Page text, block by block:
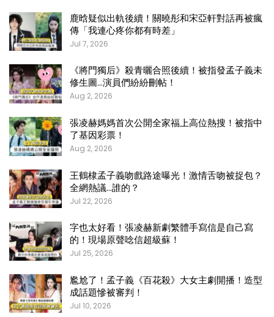
鹿晗疑似出軌後續！關曉彤和宋亞軒對話再被瘋
傳「我連心疼你都有時差」
Jul 7, 2026
《將門獨后》殺青曬合照後續！被指發孟子義未
修生圖…演員們紛紛刪帖！
Aug 2, 2026
張凌赫媽媽首次公開全家福上高位熱搜！被指中
了基因彩票！
Aug 2, 2026
王鶴棣孟子義吻戲路途曝光！激情舌吻被捉包？
全網熱議…誰的？
Jul 22, 2026
字也太好看！張凌赫新劇繁體手寫信是自己寫
的！現場原聲唸信超級蘇！
Jul 25, 2026
尷尬了！孟子義《百花殺》大女主劇開播！造型
成話題慘被審判！
Jul 10, 2026